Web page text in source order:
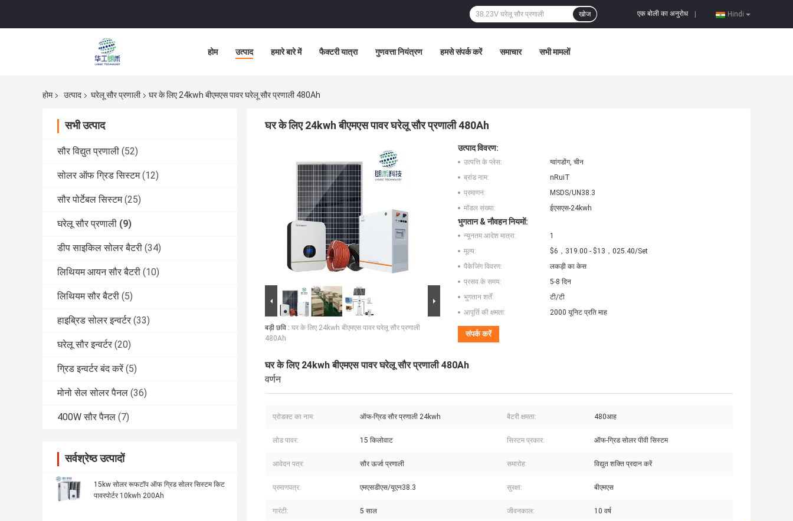
Hindi
एक बोली का अनुरोध
खोज
होम उत्पाद हमारे बारे में फैक्टरी यात्रा गुणवत्ता नियंत्रण हमसे संपर्क करें समाचार सभी मामलों
होम उत्पाद घरेलू सौर प्रणाली घर के लिए 24kwh बीएमएस पावर घरेलू सौर प्रणाली 480Ah
सभी उत्पाद
सौर विद्युत प्रणाली (52)
सोलर ऑफ ग्रिड सिस्टम (12)
सौर पोर्टेबल सिस्टम (25)
घरेलू सौर प्रणाली (9)
डीप साइकिल सोलर बैटरी (34)
लिथियम आयन सौर बैटरी (10)
लिथियम सौर बैटरी (5)
हाइब्रिड सोलर इन्वर्टर (33)
घरेलू सौर इन्वर्टर (20)
ग्रिड इन्वर्टर बंद करें (5)
मोनो सेल सोलर पैनल (36)
400W सौर पैनल (7)
सर्वश्रेष्ठ उत्पादों
15kw सोलर रूफटॉप ऑफ ग्रिड सोलर सिस्टम किट
पावरपोर्टर 10kwh 200Ah
घर के लिए 24kwh बीएमएस पावर घरेलू सौर प्रणाली 480Ah
बड़ी छवि : घर के लिए 24kwh बीएमएस पावर घरेलू सौर प्रणाली
480Ah
उत्पाद विवरण:
उत्पत्ति के प्लेस:
ग्वांगडोंग, चीन
ब्रांड नाम:
nRuiT
प्रमाणन:
MSDS/UN38.3
मॉडल संख्या:
ईएसएस-24kwh
भुगतान & नौवहन नियमों:
न्यूनतम आदेश मात्रा:
1
मूल्य:
$6，319.00 - $13，025.40/Set
पैकेजिंग विवरण:
लकड़ी का केस
प्रसव के समय:
5-8 दिन
भुगतान शर्तें:
टी/टी
आपूर्ति की क्षमता:
2000 यूनिट प्रति माह
संपर्क करें
घर के लिए 24kwh बीएमएस पावर घरेलू सौर प्रणाली 480Ah
वर्णन
प्रोडक्ट का नाम: ऑफ-ग्रिड सौर प्रणाली 24kwh बैटरी क्षमता: 480आह
लोड पावर: 15 किलोवाट सिस्टम प्रकार: ऑफ-ग्रिड सोलर पीवी सिस्टम
आवेदन पत्र: सौर ऊर्जा प्रणाली समारोह: विद्युत शक्ति प्रदान करें
प्रमाणपत्र: एमएसडीएस/यूएन38.3 सुरक्षा: बीएमएस
गारंटी: 5 साल जीवनकाल: 10 वर्ष